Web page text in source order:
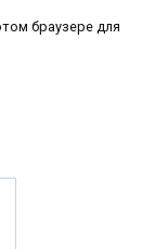
браузере для